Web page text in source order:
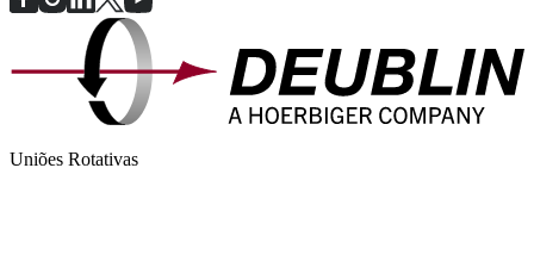
Uniões Rotativas